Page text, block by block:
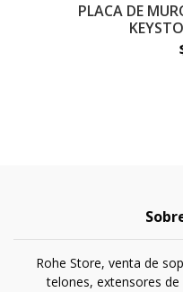
PLACA DE
Rohe Store, venta de
telones, extensores